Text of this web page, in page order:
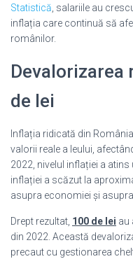
Statistică , salariile au
inflația care continuă să
românilor.
Devalorizarea
de lei
Inflația ridicată din
valorii reale a leului,
2022, nivelul inflației a atins
inflației a scăzut la
asupra economiei și
Drept rezultat, 100 de lei au
din 2022. Această
precaut cu gestionarea